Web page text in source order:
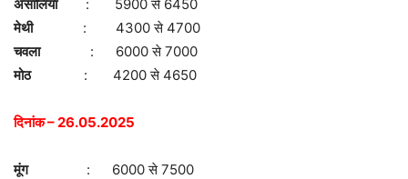
असालिया : 5900 से 6450
मेथी : 4300 से 4700
चवला : 6000 से 7000
मोठ
: 4200 से 4650
दिनांक – 26.05.2025
मूंग: 6000 से 7500